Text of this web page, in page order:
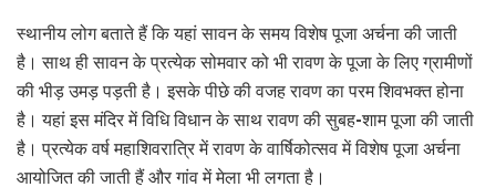
स्थानीय लोग बताते हैं कि यहां सावन के समय विशेष पूजा अर्चना की जाती
है। साथ ही सावन के प्रत्येक सोमवार को भी रावण के पूजा के लिए ग्रामीणों
की भीड़ उमड़ पड़ती है। इसके पीछे की वजह रावण का परम शिवभक्त होना
है। यहां इस मंदिर में विधि विधान के साथ रावण की सुबह-शाम पूजा की जाती
है। प्रत्येक वर्ष महाशिवरात्रि में रावण के वार्षिकोत्सव में विशेष पूजा अर्चना
आयोजित की जाती हैं और गांव में मेला भी लगता है।